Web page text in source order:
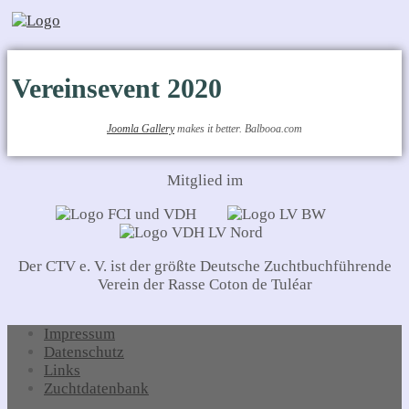
Vereinsevent 2020
Joomla Gallerymakes it better. Balbooa.com
Mitglied im
Der CTV e. V. ist der größte Deutsche Zuchtbuchführende
Verein der Rasse Coton de Tuléar
Impressum
Datenschutz
Links
Zuchtdatenbank